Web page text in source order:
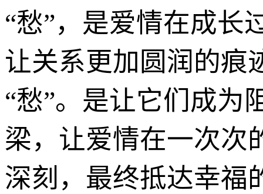
“愁”，是爱情在成长
让关系更加圆润的痕
“愁”。是让它们成为
梁，让爱情在一次次
深刻，最终抵达幸福